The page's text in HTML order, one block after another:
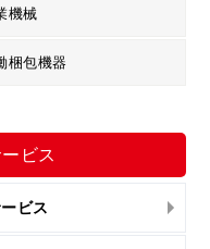
機械
梱包機器
ビス
ビス